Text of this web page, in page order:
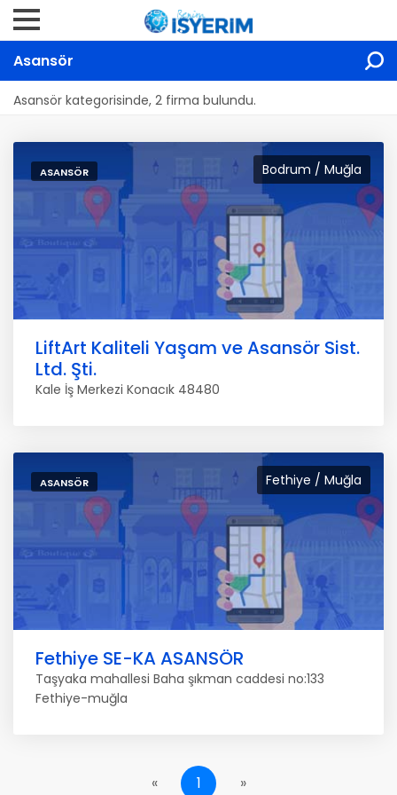
Asansör
Asansör kategorisinde, 2 firma bulundu.
Bodrum / Muğla
ASANSÖR
LiftArt Kaliteli Yaşam ve Asansör Sist.
Ltd. Şti.
Kale İş Merkezi Konacık 48480
Fethiye / Muğla
ASANSÖR
Fethiye SE-KA ASANSÖR
Taşyaka mahallesi Baha şıkman caddesi no:133
Fethiye-muğla
« 1 »